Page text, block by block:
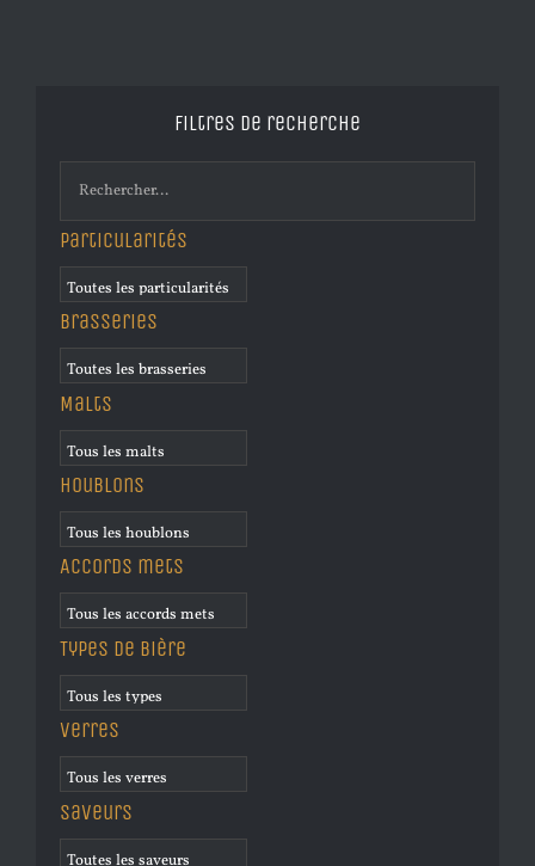
Filtres de recherche
Particularités
Brasseries
Malts
Houblons
Accords mets
Types de bière
Verres
Saveurs